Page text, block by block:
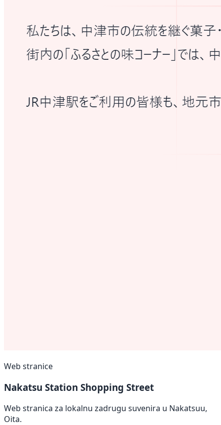
Web stranice
Nakatsu Station Shopping Street
Web stranica za lokalnu zadrugu suvenira u Nakatsuu,
Oita.